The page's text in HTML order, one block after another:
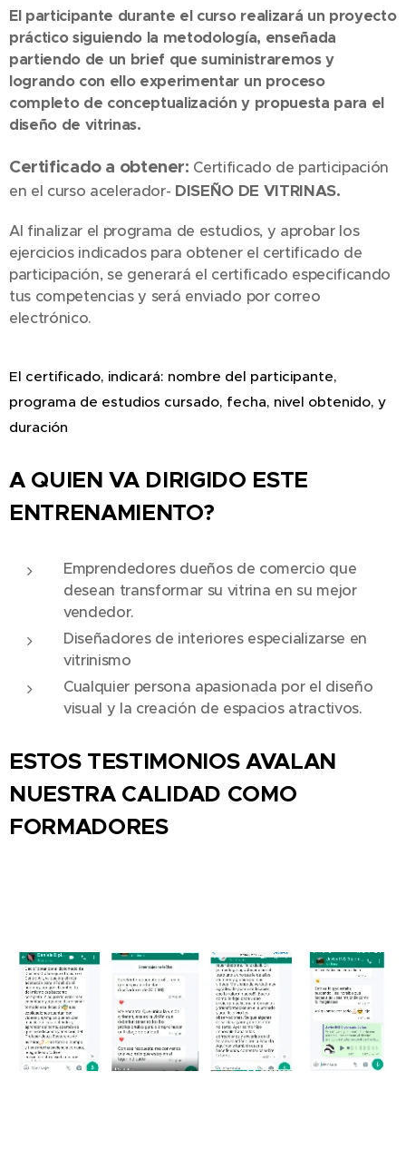
El participante durante el curso realizará un proyecto
práctico siguiendo la metodología, enseñada
partiendo de un brief que suministraremos y
logrando con ello experimentar un proceso
completo de conceptualización y propuesta para el
diseño de vitrinas.
Certificado a obtener: Certificado de participación
en el curso acelerador- DISEÑO DE VITRINAS.
Al finalizar el programa de estudios, y aprobar los
ejercicios indicados para obtener el certificado de
participación, se generará el certificado especificando
tus competencias y será enviado por correo
electrónico.
El certificado, indicará: nombre del participante,
programa de estudios cursado, fecha, nivel obtenido, y
duración
A QUIEN VA DIRIGIDO ESTE
ENTRENAMIENTO?
Emprendedores dueños de comercio que
desean transformar su vitrina en su mejor
vendedor.
Diseñadores de interiores especializarse en
vitrinismo
Cualquier persona apasionada por el diseño
visual y la creación de espacios atractivos.
ESTOS TESTIMONIOS AVALAN
NUESTRA CALIDAD COMO
FORMADORES